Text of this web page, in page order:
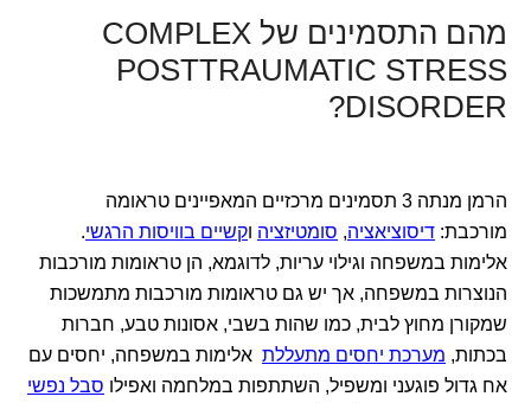
מהם התסמינים של COMPLEX
POSTTRAUMATIC STRESS
DISORDER?
הרמן מנתה 3 תסמינים מרכזיים המאפיינים טראומה
מורכבת: דיסוציאציה, סומטיזציה וקשיים בוויסות הרגשי.
אלימות במשפחה וגילוי עריות, לדוגמא, הן טראומות מורכבות
הנוצרות במשפחה, אך יש גם טראומות מורכבות מתמשכות
שמקורן מחוץ לבית, כמו שהות בשבי, אסונות טבע, חברות
בכתות, מערכת יחסים מתעללת אלימות במשפחה, יחסים עם
אח גדול פוגעני ומשפיל, השתתפות במלחמה ואפילו סבל נפשי